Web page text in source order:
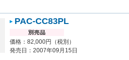
PAC-CC83PL
価格：82,000円（税別）
発売日：2007年09月15日